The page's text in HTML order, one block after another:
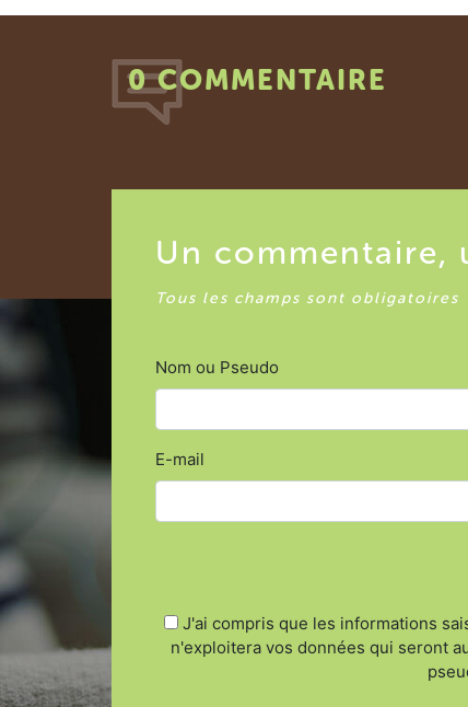
0 COMMENTAIRE
Un commentaire,
Tous les champs sont obligatoires
Nom ou Pseudo
E-mail
J'ai compris que les informations
n'exploitera vos données qui seront